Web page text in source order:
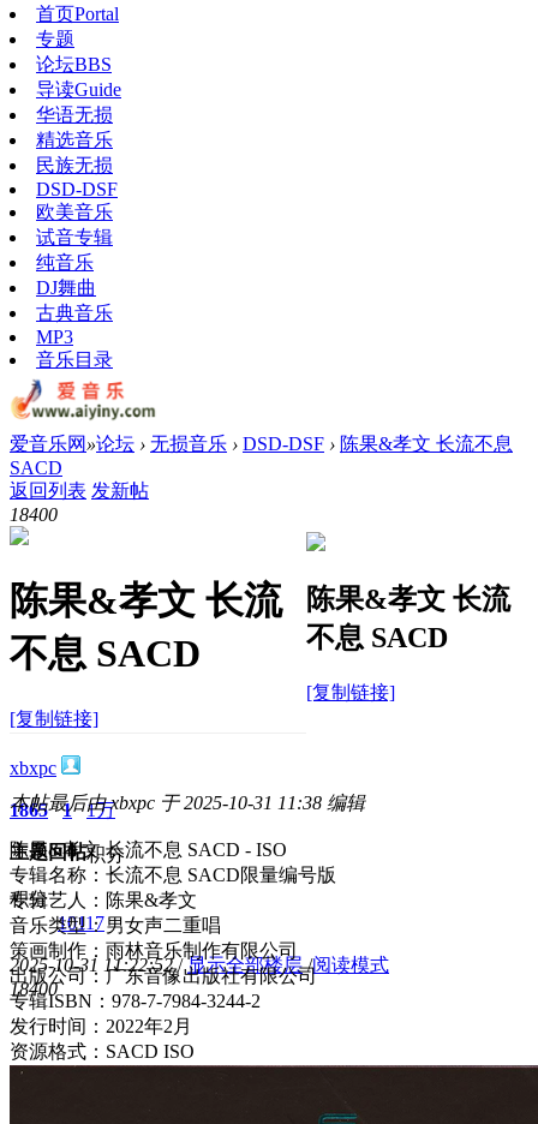
首页Portal
专题
论坛BBS
导读Guide
华语无损
精选音乐
民族无损
DSD-DSF
欧美音乐
试音专辑
纯音乐
DJ舞曲
古典音乐
MP3
音乐目录
爱音乐网 »论坛 › 无损音乐 › DSD-DSF › 陈果&孝文 长流不息
SACD
返回列表 发新帖
18400
陈果&孝文 长流
不息 SACD
[复制链接]
陈果&孝文 长流
不息 SACD
[复制链接]
xbxpc
1865
主题
1
回帖
1万
积分
积分
10117
2025-10-31 11:22:52 / 显示全部楼层 /阅读模式
18400
本帖最后由 xbxpc 于 2025-10-31 11:38 编辑
陈果&孝文 长流不息 SACD - ISO
专辑名称：长流不息 SACD限量编号版
专辑艺人：陈果&孝文
音乐类型：男女声二重唱
策画制作：雨林音乐制作有限公司
出版公司：广东音像出版社有限公司
专辑ISBN：978-7-7984-3244-2
发行时间：2022年2月
资源格式：SACD ISO